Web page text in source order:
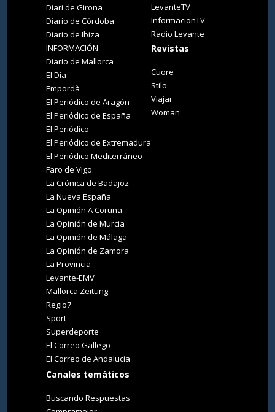
Diari de Girona
Diario de Córdoba
Diario de Ibiza
INFORMACIÓN
Diario de Mallorca
El Día
Empordà
El Periódico de Aragón
El Periódico de España
El Periódico
El Periódico de Extremadura
El Periódico Mediterráneo
Faro de Vigo
La Crónica de Badajoz
La Nueva España
La Opinión A Coruña
La Opinión de Murcia
La Opinión de Málaga
La Opinión de Zamora
La Provincia
Levante-EMV
Mallorca Zeitung
Regio7
Sport
Superdeporte
El Correo Gallego
El Correo de Andalucia
Canales temáticos
Buscando Respuestas
LevanteTV
InformacionTV
Radio Levante
Revistas
Cuore
Stilo
Viajar
Woman